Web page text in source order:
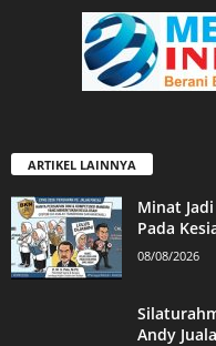
ARTIKEL LAINNYA
Minat
Pada
08/08/2026
Andy